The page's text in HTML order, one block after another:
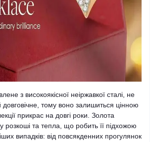
з високоякісної неіржавкої сталі, не
довговічне, тому воно залишиться цінною
прикрас на довгі роки. Золота
розкоші та тепла, що робить її підхожою
випадків: від повсякденних прогулянок